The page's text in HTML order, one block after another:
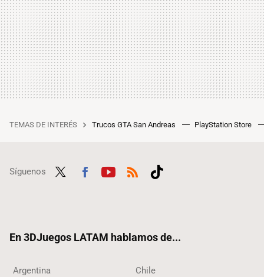
TEMAS DE INTERÉS Trucos GTA San Andreas PlayStation Store
Síguenos
En 3DJuegos LATAM hablamos de...
Argentina Chile